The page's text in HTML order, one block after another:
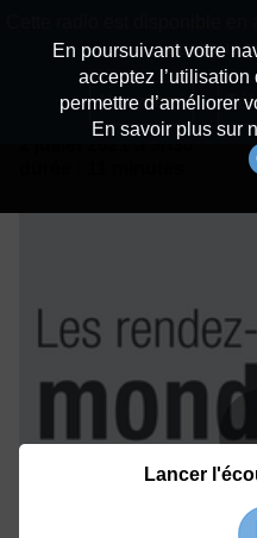
Détails De
à 9h30
En poursuivant votre
acceptez
permettre d’améliorer
En savoir plus sur
dessous
Non merci
Lancer